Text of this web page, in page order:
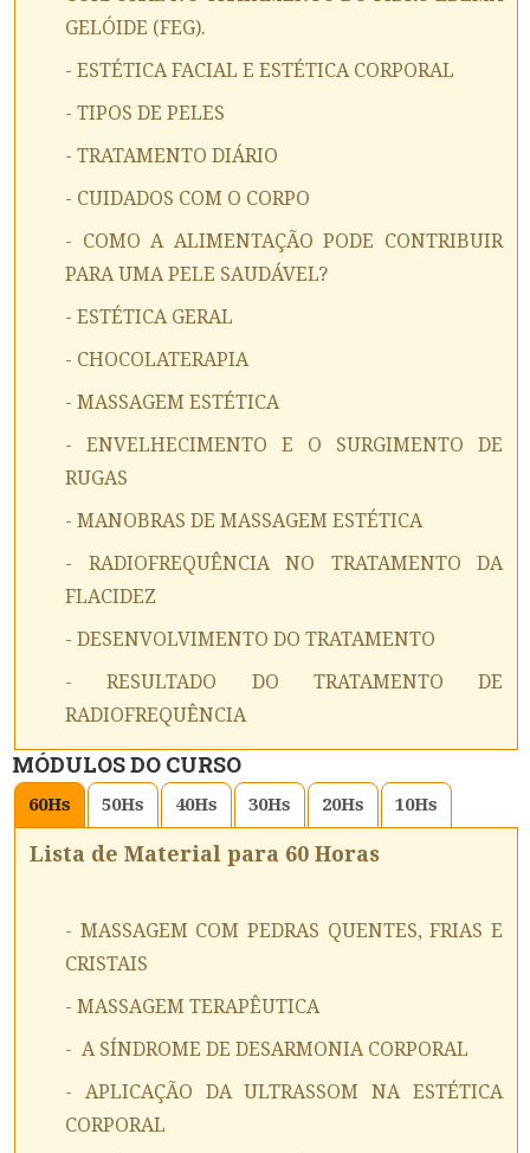
GELÓIDE (FEG).
- ESTÉTICA FACIAL E ESTÉTICA CORPORAL
- TIPOS DE PELES
- TRATAMENTO DIÁRIO
- CUIDADOS COM O CORPO
- COMO A ALIMENTAÇÃO PODE CONTRIBUIR
PARA UMA PELE SAUDÁVEL?
- ESTÉTICA GERAL
- CHOCOLATERAPIA
- MASSAGEM ESTÉTICA
- ENVELHECIMENTO E O SURGIMENTO DE
RUGAS
- MANOBRAS DE MASSAGEM ESTÉTICA
- RADIOFREQUÊNCIA NO TRATAMENTO DA
FLACIDEZ
- DESENVOLVIMENTO DO TRATAMENTO
- RESULTADO DO TRATAMENTO DE
RADIOFREQUÊNCIA
MÓDULOS DO CURSO
60Hs 50Hs 40Hs 30Hs 20Hs 10Hs
Lista de Material para 60 Horas
- MASSAGEM COM PEDRAS QUENTES, FRIAS E
CRISTAIS
- MASSAGEM TERAPÊUTICA
- A SÍNDROME DE DESARMONIA CORPORAL
- APLICAÇÃO DA ULTRASSOM NA ESTÉTICA
CORPORAL